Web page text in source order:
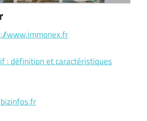
www.immonex.fr
: définition et caractéristiques
bizinfos.fr